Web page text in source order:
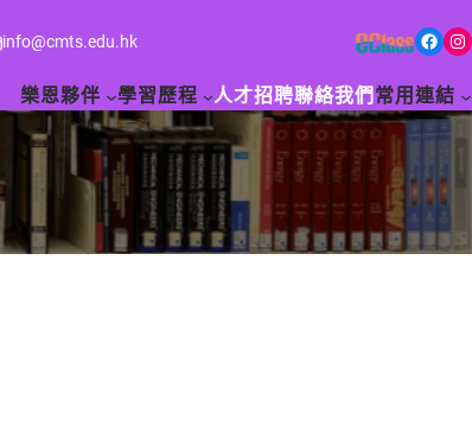
info@cmts.edu.hk Facebook Instagram
樂恩夥伴 學習歷程 人才招聘聯絡我們 常用連結